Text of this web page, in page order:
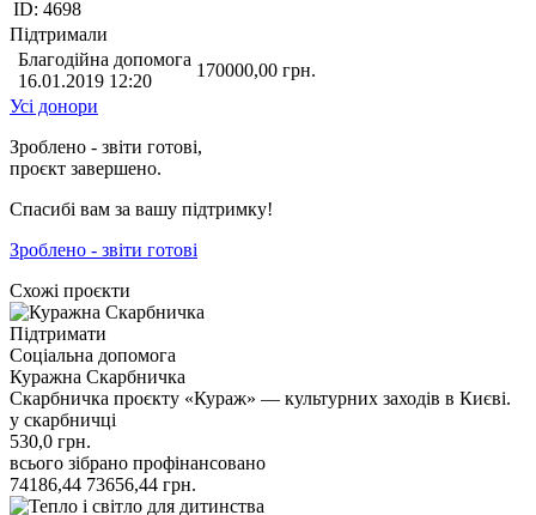
ID: 4698
Підтримали
Благодійна допомога
16.01.2019 12:20
170000,00 грн.
Усі донори
Зроблено - звіти готові,
проєкт завершено.
Спасибі вам за вашу підтримку!
Зроблено - звіти готові
Схожі проєкти
Підтримати
Соціальна допомога
Куражна Скарбничка
Скарбничка проєкту «Кураж» — культурних заходів в Києві.
у скарбничці
530,0 грн.
всього зібрано профінансовано
74186,44 73656,44 грн.